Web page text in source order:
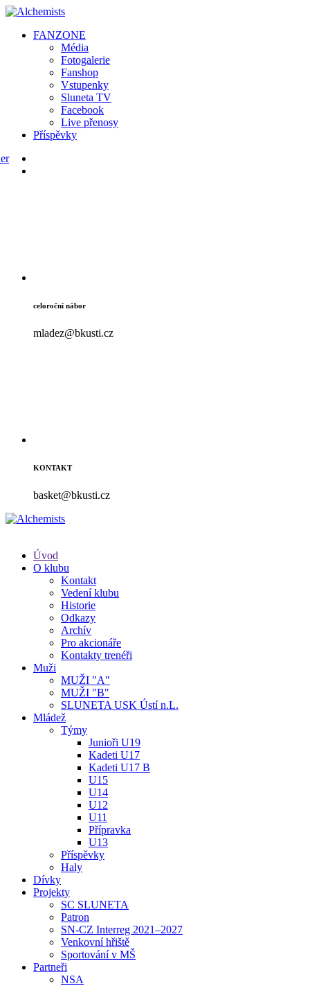
FANZONE
Média
Fotogalerie
Fanshop
Vstupenky
Sluneta TV
Facebook
Live přenosy
Příspěvky
celoroční nábor
mladez@bkusti.cz
KONTAKT
basket@bkusti.cz
Úvod
O klubu
Kontakt
Vedení klubu
Historie
Odkazy
Archív
Pro akcionáře
Kontakty trenéři
Muži
MUŽI "A"
MUŽI "B"
SLUNETA USK Ústí n.L.
Mládež
Týmy
Junioři U19
Kadeti U17
Kadeti U17 B
U15
U14
U12
U11
Přípravka
U13
Příspěvky
Haly
Dívky
Projekty
SC SLUNETA
Patron
SN-CZ Interreg 2021–2027
Venkovní hřiště
Sportování v MŠ
Partneři
NSA